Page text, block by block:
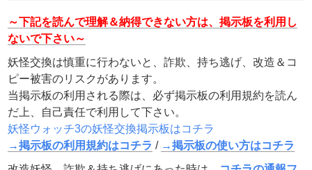
～下記を読んで理解＆納得できない方は、掲示板を利用し
ないで下さい～
妖怪交換は慎重に行わないと、詐欺、持ち逃げ、改造＆コ
ピー被害のリスクがあります。
当掲示板の利用される際は、必ず掲示板の利用規約を読ん
だ上、自己責任で利用して下さい。
妖怪ウォッチ3の妖怪交換掲示板はコチラ
→掲示板の利用規約はコチラ / →掲示板の使い方はコチラ